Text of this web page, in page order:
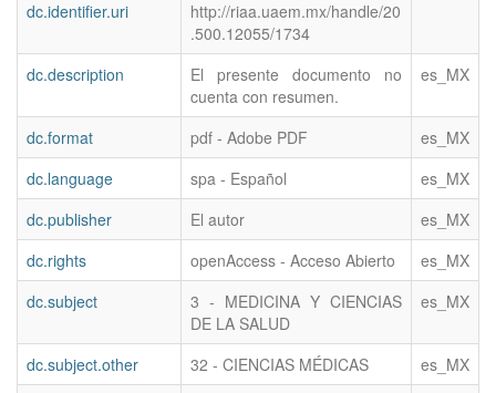
dc.identifier.uri
http://riaa.uaem.mx/handle/20
.500.12055/1734
dc.description
El presente documento no
cuenta con resumen.
es_MX
dc.format pdf - Adobe PDF
es_MX
dc.language
spa - Español
es_MX
dc.publisher
El autor
es_MX
dc.rights
openAccess - Acceso Abierto
es_MX
dc.subject
3 - MEDICINA Y CIENCIAS
DE LA SALUD
es_MX
dc.subject.other 32 - CIENCIAS MÉDICAS
es_MX